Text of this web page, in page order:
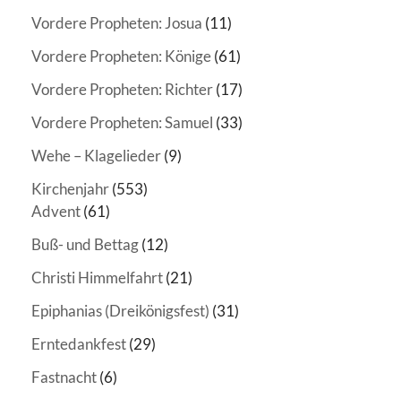
Vordere Propheten: Josua (11)
Vordere Propheten: Könige(61)
Vordere Propheten: Richter(17)
Vordere Propheten: Samuel (33)
Wehe – Klagelieder(9)
Kirchenjahr(553)
Advent(61)
Buß- und Bettag(12)
Christi Himmelfahrt(21)
Epiphanias (Dreikönigsfest) (31)
Erntedankfest(29)
Fastnacht(6)